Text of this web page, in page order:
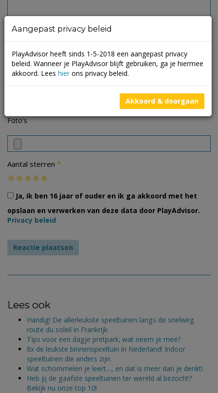
Foto's
Aantal sterren *
Ja, ik ben 16 jaar of ouder en ik ga akkoord met het
opslaan en verwerken van deze data door PlayAdvisor.
Privacy beleid
Lees ook
Handig! De allerleukste speeltuinen langs de snelweg
route du soleil in Frankrijk
Tips voor een dagje pretpark; wat neem je mee?
8x de leukste binnenspeeltuin in Nederland! Indoor
speeltuinen die anders zijn.
Wat schommelen je leert…, en dat is meer dan je denkt!
Heb jij de gaafste speeltuinen ter wereld al bezocht?
Bekijk nu onze top 10!
Aangepast privacy beleid
PlayAdvisor heeft sinds 1-5-2018 een aangepast privacy
beleid. Wanneer je PlayAdvisor blijft gebruiken, ga je hiermee
akkoord. Lees hier ons privacy beleid.
Akkoord & doorgaan